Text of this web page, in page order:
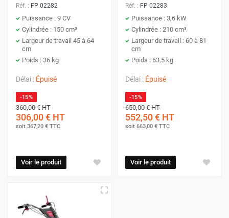
Réf. : FP 02282
Puissance : 9 CV
Cylindrée : 150 cm³
Largeur de travail 45 à 64
cm
Poids : 36 kg
Délai : Épuisé
-15%
360,00 €HT
306,00 € HT
soit 367,20 € TTC
Voir le produit
Réf. : FP 02283
Puissance : 3,6 kW
Cylindrée : 210 cm³
Largeur de travail : 60 à 81
cm
Poids : 63,5 kg
Délai : Épuisé
-15%
650,00 €HT
552,50 € HT
soit 663,00 € TTC
Voir le produit